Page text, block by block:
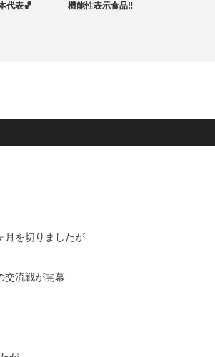
代表🏀 機能性表示食品‼️
月を切りましたが
交流戦が開幕